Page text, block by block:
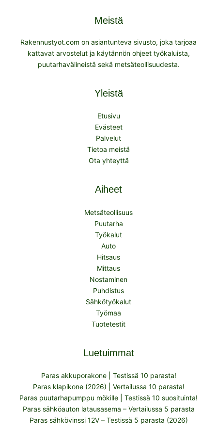
Meistä
Rakennustyot.com on asiantunteva sivusto, joka tarjoaa
kattavat arvostelut ja käytännön ohjeet työkaluista,
puutarhavälineistä sekä metsäteollisuudesta.
Yleistä
Etusivu
Evästeet
Palvelut
Tietoa meistä
Ota yhteyttä
Aiheet
Metsäteollisuus
Puutarha
Työkalut
Auto
Hitsaus
Mittaus
Nostaminen
Puhdistus
Sähkötyökalut
Työmaa
Tuotetestit
Luetuimmat
Paras akkuporakone | Testissä 10 parasta!
Paras klapikone (2026) | Vertailussa 10 parasta!
Paras puutarhapumppu mökille | Testissä 10 suosituinta!
Paras sähköauton latausasema – Vertailussa 5 parasta
Paras sähkövinssi 12V – Testissä 5 parasta (2026)